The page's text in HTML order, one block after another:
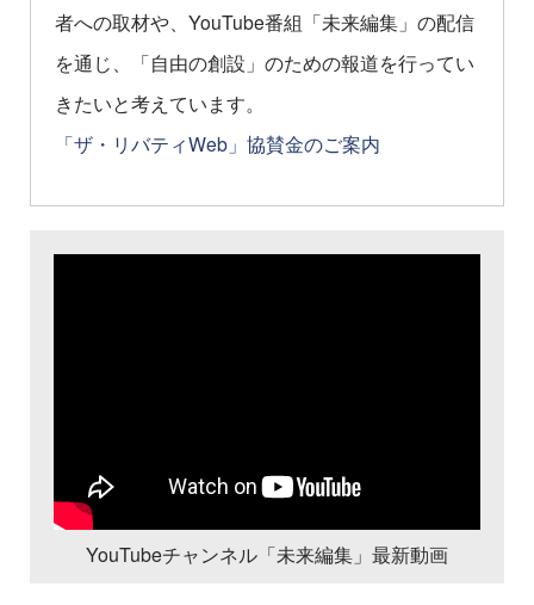
者への取材や、YouTube番組「未来編集」の配信
を通じ、「自由の創設」のための報道を行ってい
きたいと考えています。
「ザ・リバティWeb」協賛金のご案内
YouTubeチャンネル「未来編集」最新動画